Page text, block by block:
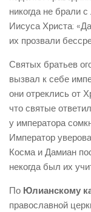
никогда не брали
Иисуса Христа:
их прозвали
Святых братьев
вызвал к себе
они отреклись от
что святые
у императора
Император
Косма и Дамиан
некогда был их
По Юлианскому
православной